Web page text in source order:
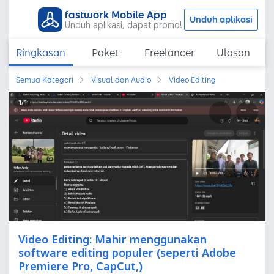
fastwork Mobile App
Unduh aplikasi, dapat promo! Unduh aplikasi
Ringkasan Paket Freelancer Ulasan
Semua Kategori Visual dan Audio Video Editing
1/1
Video Editing: Mahir menggunakan
software editing populer (seperti Adobe
Premiere Pro, CapCut,)